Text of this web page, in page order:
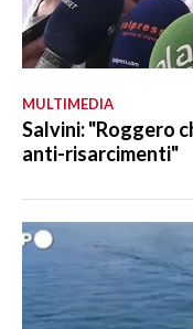
MULTIMEDIA
Salvini: "Roggero
anti-risarcimenti"